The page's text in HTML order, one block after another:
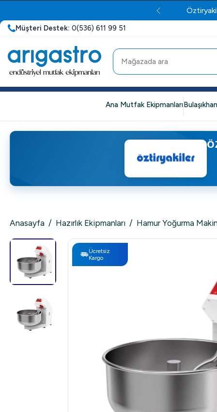
Müşteri Destek: 0(536) 611 99 51
Ana Mutfak Ekipmanları
Anasayfa / Hazırlık Ekipmanları / Hamur Yoğurma
Ücretsiz
Kargo